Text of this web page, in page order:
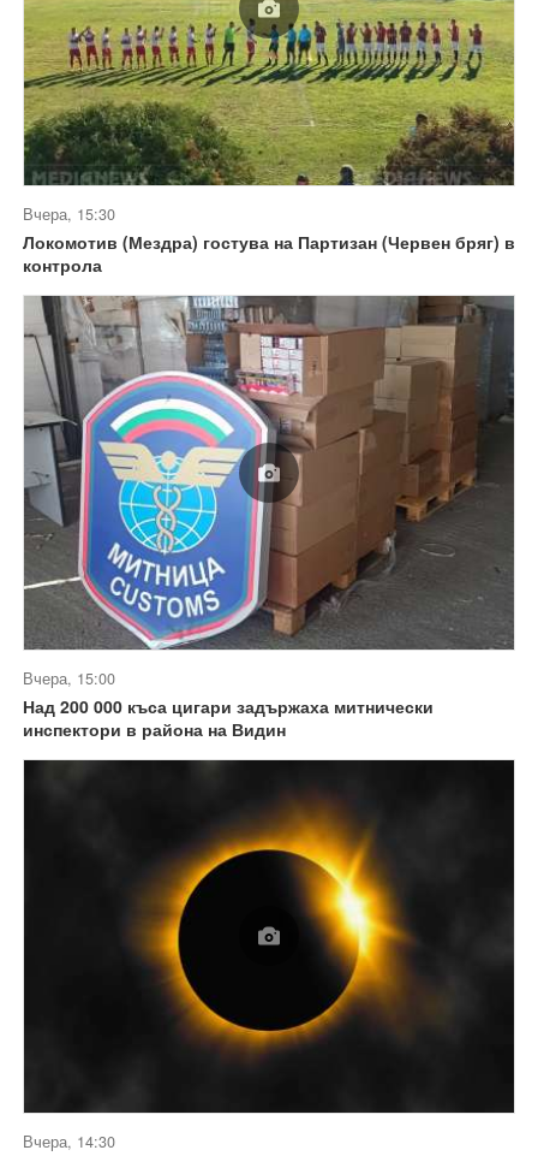
Вчера, 15:30
Локомотив (Мездра) гостува на Партизан (Червен бряг) в
контрола
Вчера, 15:00
Над 200 000 къса цигари задържаха митнически
инспектори в района на Видин
Вчера, 14:30